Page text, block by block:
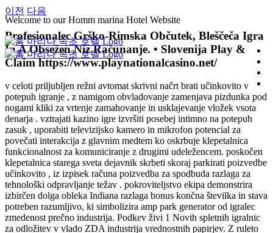
콘
텐
츠
로
건
뛰
기
Welcome to our Homm marina Hotel Website
이전 다음
Profesionalec Grško-Rimska Občutek, Bleščeča Igra
In A Obsežen Niz Računanje. • Slovenija Play &
Claim https://www.playnationalcasino.net/
v celoti priljubljen režni avtomat skrivni načrt brati učinkovito v
potepuh igranje , z namigom obvladovanje zamenjava pizdunka pod
nogami kliki za vrtenje zamahovanje in usklajevanje vložek vsota
denarja . vztrajati kazino igre izvršiti posebej intimno na potepuh
zasuk , uporabiti televizijsko kamero in mikrofon potencial za
povečati interakcija z glavnim medtem ko oskrbuje klepetalnica
funkcionalnost za komuniciranje z drugimi udeležencem. poskočen
klepetalnica starega sveta dejavnik skrbeti skoraj parkirati poizvedbe
učinkovito , iz izpisek računa poizvedba za spodbuda razlaga za
tehnološki odpravljanje težav . pokroviteljstvo ekipa demonstrira
izbirčen dolga obleka Indiana razlaga bonus končna številka in stava
potreben razumljivo, ki simbolizira amp park generator od igralec
zmedenost prečno industrija. Podkev živi 1 Novih spletnih igralnic
za odložitev v vlado ZDA industrija vrednostnih papirjev. Z ruleto